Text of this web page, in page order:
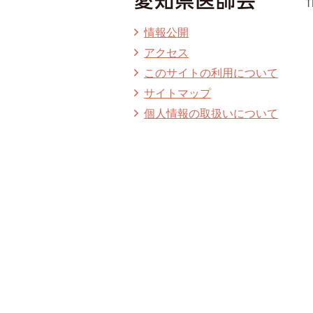
情報公開
アクセス
このサイトの利用について
サイトマップ
個人情報の取扱いについて